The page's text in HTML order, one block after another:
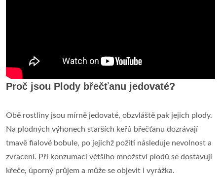
Proč jsou Plody břečťanu jedovaté?
Obě rostliny jsou mírně jedovaté, obzvláště pak jejich plody.
Na plodných výhonech starších keřů břečťanu dozrávají
tmavě fialové bobule, po jejichž požití následuje nevolnost a
zvracení. Při konzumaci většího množství plodů se dostavují
křeče, úporný průjem a může se objevit i vyrážka.